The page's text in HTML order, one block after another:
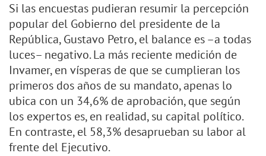
Si las encuestas pudieran resumir la percepción
popular del Gobierno del presidente de la
República, Gustavo Petro, el balance es –a todas
luces– negativo. La más reciente medición de
Invamer, en vísperas de que se cumplieran los
primeros dos años de su mandato, apenas lo
ubica con un 34,6% de aprobación, que según
los expertos es, en realidad, su capital político.
En contraste, el 58,3% desaprueban su labor al
frente del Ejecutivo.